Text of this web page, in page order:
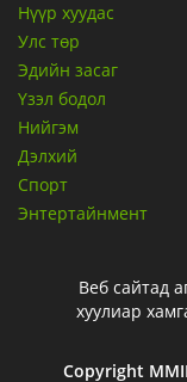
Нүүр хуудас
Улс төр
Эдийн засаг
Үзэл бодол
Нийгэм
Дэлхий
Спорт
Энтертайнмент
Веб сайтад
хуулиар
Copyright